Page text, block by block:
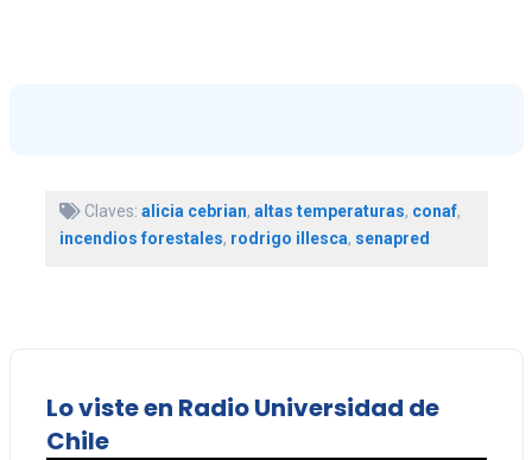
Claves: alicia cebrian, altas temperaturas, conaf,
incendios forestales, rodrigo illesca, senapred
Lo viste en Radio Universidad de
Chile